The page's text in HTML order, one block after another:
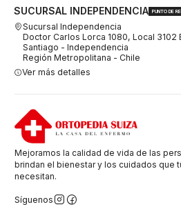
SUCURSAL INDEPENDENCIA PUNTO DE
Sucursal Independencia
Doctor Carlos Lorca 1080, Local 3102
Santiago - Independencia
Región Metropolitana - Chile
Ver más detalles
Mejoramos la calidad de vida de las
brindan el bienestar y los cuidados que
necesitan.
Síguenos